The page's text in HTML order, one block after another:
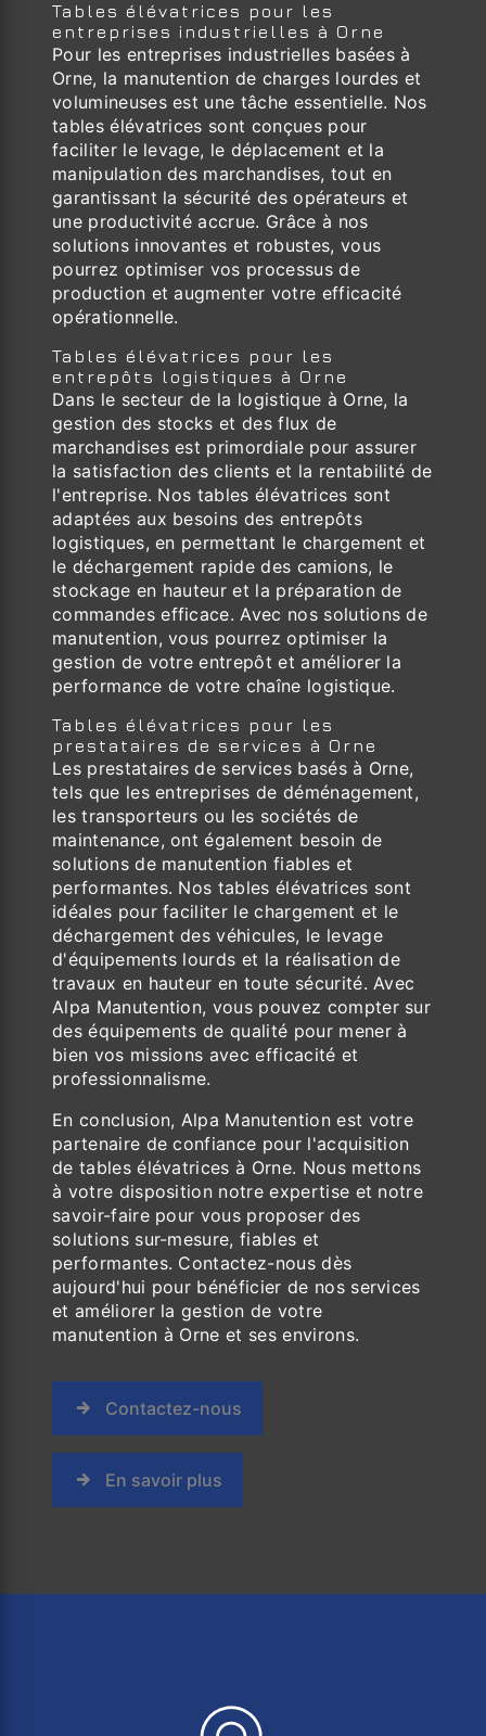
Tables élévatrices pour les
entreprises industrielles à Orne
Pour les entreprises industrielles basées à
Orne, la manutention de charges lourdes et
volumineuses est une tâche essentielle. Nos
tables élévatrices sont conçues pour
faciliter le levage, le déplacement et la
manipulation des marchandises, tout en
garantissant la sécurité des opérateurs et
une productivité accrue. Grâce à nos
solutions innovantes et robustes, vous
pourrez optimiser vos processus de
production et augmenter votre efficacité
opérationnelle.
Tables élévatrices pour les
entrepôts logistiques à Orne
Dans le secteur de la logistique à Orne, la
gestion des stocks et des flux de
marchandises est primordiale pour assurer
la satisfaction des clients et la rentabilité de
l'entreprise. Nos tables élévatrices sont
adaptées aux besoins des entrepôts
logistiques, en permettant le chargement et
le déchargement rapide des camions, le
stockage en hauteur et la préparation de
commandes efficace. Avec nos solutions de
manutention, vous pourrez optimiser la
gestion de votre entrepôt et améliorer la
performance de votre chaîne logistique.
Tables élévatrices pour les
prestataires de services à Orne
Les prestataires de services basés à Orne,
tels que les entreprises de déménagement,
les transporteurs ou les sociétés de
maintenance, ont également besoin de
solutions de manutention fiables et
performantes. Nos tables élévatrices sont
idéales pour faciliter le chargement et le
déchargement des véhicules, le levage
d'équipements lourds et la réalisation de
travaux en hauteur en toute sécurité. Avec
Alpa Manutention, vous pouvez compter sur
des équipements de qualité pour mener à
bien vos missions avec efficacité et
professionnalisme.
En conclusion, Alpa Manutention est votre
partenaire de confiance pour l'acquisition
de tables élévatrices à Orne. Nous mettons
à votre disposition notre expertise et notre
savoir-faire pour vous proposer des
solutions sur-mesure, fiables et
performantes. Contactez-nous dès
aujourd'hui pour bénéficier de nos services
et améliorer la gestion de votre
manutention à Orne et ses environs.
En savoir plus
Contactez-nous